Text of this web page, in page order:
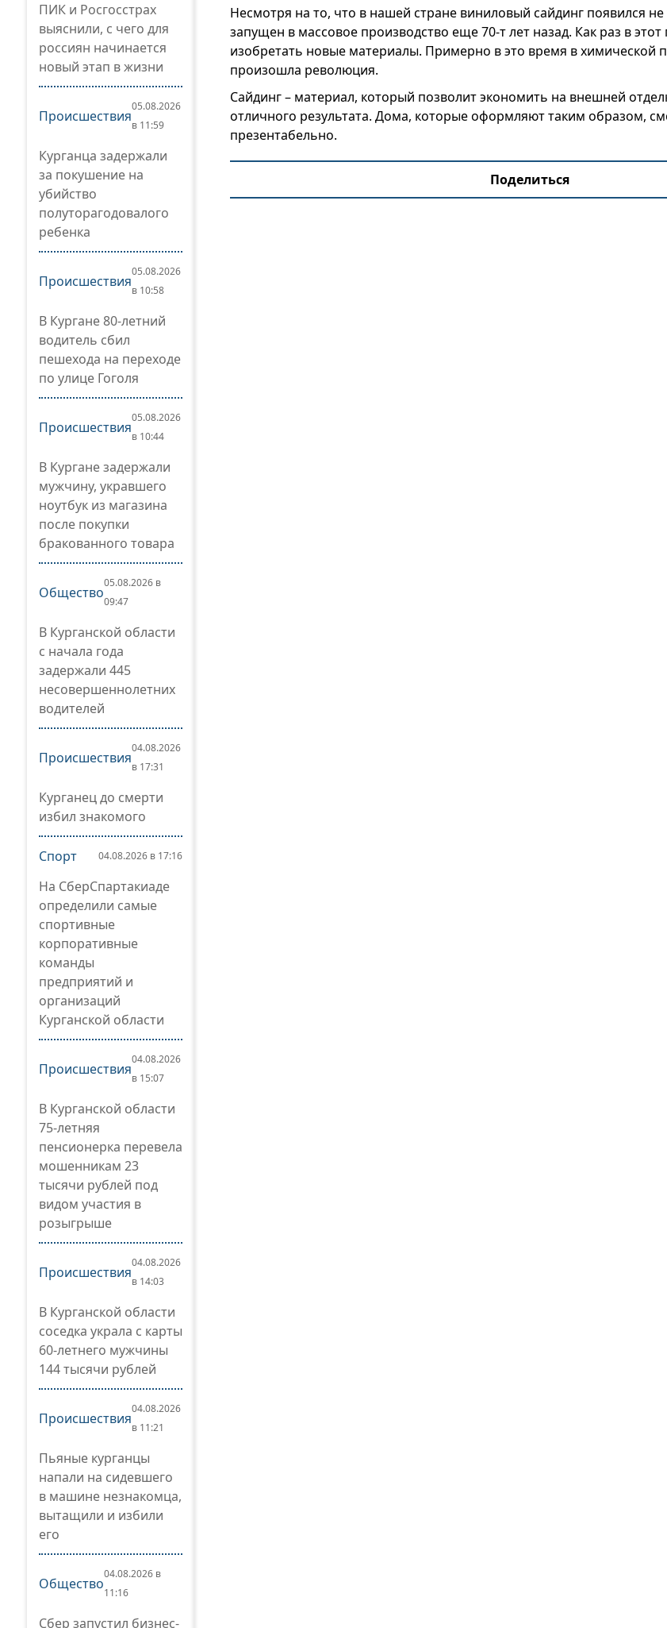
ПИК и Росгосстрах
выяснили, с чего для
россиян начинается
новый этап в жизни
Происшествия
05.08.2026
в 11:59
Курганца задержали
за покушение на
убийство
полуторагодовалого
ребенка
Происшествия
05.08.2026
в 10:58
В Кургане 80-летний
водитель сбил
пешехода на переходе
по улице Гоголя
Происшествия
05.08.2026
в 10:44
В Кургане задержали
мужчину, укравшего
ноутбук из магазина
после покупки
бракованного товара
Общество
05.08.2026 в
09:47
В Курганской области
с начала года
задержали 445
несовершеннолетних
водителей
Происшествия
04.08.2026
в 17:31
Курганец до смерти
избил знакомого
Спорт 04.08.2026 в 17:16
На СберСпартакиаде
определили самые
спортивные
корпоративные
команды
предприятий и
организаций
Курганской области
Происшествия
04.08.2026
в 15:07
В Курганской области
75-летняя
пенсионерка перевела
мошенникам 23
тысячи рублей под
видом участия в
розыгрыше
Происшествия
04.08.2026
в 14:03
В Курганской области
соседка украла с карты
60-летнего мужчины
144 тысячи рублей
Происшествия
04.08.2026
в 11:21
Пьяные курганцы
напали на сидевшего
в машине незнакомца,
вытащили и избили
его
Общество
04.08.2026 в
11:16
Сбер запустил бизнес-
Несмотря на то, что в нашей стране виниловый сайдинг появился
запущен в массовое производство еще 70-т лет назад. Как раз в этот
изобретать новые материалы. Примерно в это время в химической
произошла революция.
Сайдинг – материал, который позволит экономить на внешней
отличного результата. Дома, которые оформляют таким образом,
презентабельно.
Поделиться